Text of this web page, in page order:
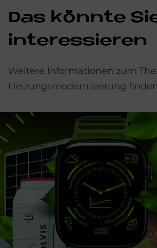
Das könn­te
in­ter­es­sie­ren
Weitere Informationen zum
Heizungsmodernisierung